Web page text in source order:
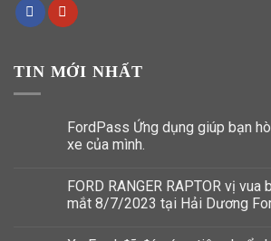
TIN MỚI NHẤT
FordPass Ứng dụng giúp bạn
xe của mình.
FORD RANGER RAPTOR vị
mắt 8/7/2023 tại Hải Dương